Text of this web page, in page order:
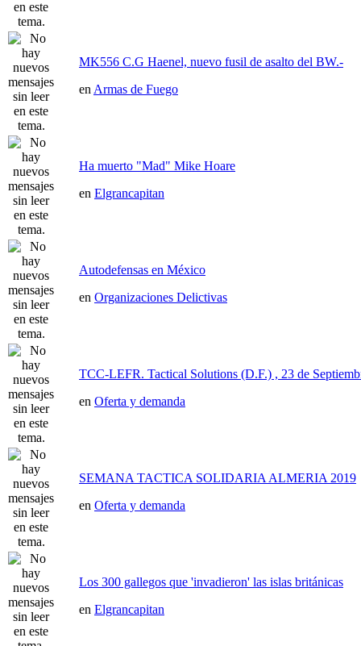
MK556 C.G Haenel, nuevo fusil de asalto del BW.-
en Armas de Fuego
Ha muerto "Mad" Mike Hoare
en Elgrancapitan
Autodefensas en México
en Organizaciones Delictivas
TCC-LEFR. Tactical Solutions (D.F.) , 23 de
en Oferta y demanda
SEMANA TACTICA SOLIDARIA ALMERIA 2019
en Oferta y demanda
Los 300 gallegos que 'invadieron' las islas británicas
en Elgrancapitan